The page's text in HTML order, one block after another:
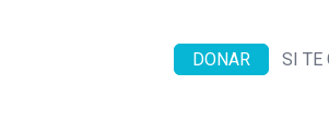
DONAR SI TE